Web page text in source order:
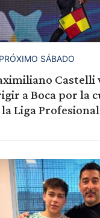
SÁBADO
Castelli
a Boca por la
la Liga Profesional